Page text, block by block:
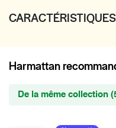
CARACTÉRISTIQUES
Harmattan
De la même collection